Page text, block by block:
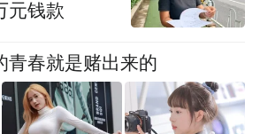
元钱款
青春就是赌出来的